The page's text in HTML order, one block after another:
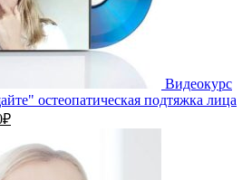
Видеокурс
остеопатическая подтяжка лица
₽Текущая
1,000.00₽.